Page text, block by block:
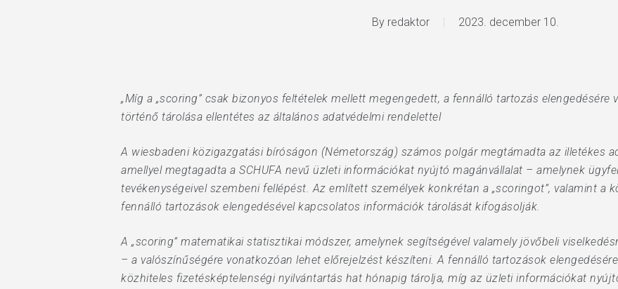
By redaktor 2023. december 10.
„Míg a „scoring” csak bizonyos feltételek mellett megengedett, a fennálló tartozás
történő tárolása ellentétes az általános adatvédelmi rendelettel
A wiesbadeni közigazgatási bíróságon (Németország) számos polgár megtámadta az illetékes
amellyel megtagadta a SCHUFA nevű üzleti információkat nyújtó magánvállalat – amelynek
tevékenységeivel szembeni fellépést. Az említett személyek konkrétan a „scoringot”, valamint a
fennálló tartozások elengedésével kapcsolatos információk tárolását kifogásolják.
A „scoring” matematikai statisztikai módszer, amelynek segítségével valamely jövőbeli
– a valószínűségére vonatkozóan lehet előrejelzést készíteni. A fennálló tartozások
közhiteles fizetésképtelenségi nyilvántartás hat hónapig tárolja, míg az üzleti információkat